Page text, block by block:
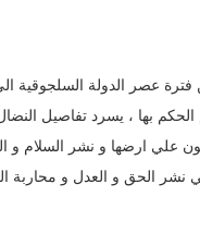
عصر الدولة السلجوقية
بها ، يسرد تفاصيل
ارضها و نشر السلام و
الحق و العدل و محاربة